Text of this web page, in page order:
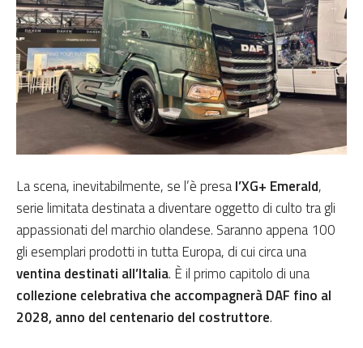
La scena, inevitabilmente, se l’è presal’XG+ Emerald,
serie limitata destinata a diventare oggetto di culto tra gli
appassionati del marchio olandese. Saranno appena 100
gli esemplari prodotti in tutta Europa, di cui circa una
ventina destinati all’Italia. È il primo capitolo di una
collezione celebrativa che accompagnerà DAF fino al
2028, anno del centenario del costruttore.